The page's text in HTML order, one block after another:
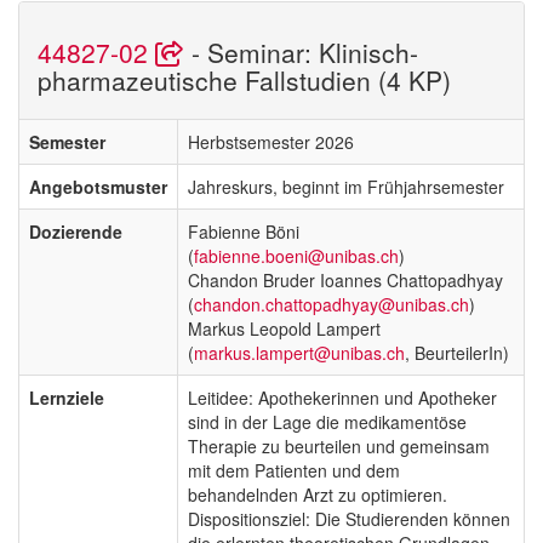
44827-02 - Seminar: Klinisch-
pharmazeutische Fallstudien (4 KP)
Semester
Herbstsemester 2026
Angebotsmuster
Jahreskurs, beginnt im Frühjahrsemester
Dozierende
Fabienne Böni
(fabienne.boeni@unibas.ch)
Chandon Bruder Ioannes Chattopadhyay
(chandon.chattopadhyay@unibas.ch)
Markus Leopold Lampert
(markus.lampert@unibas.ch, BeurteilerIn)
Lernziele
Leitidee: Apothekerinnen und Apotheker
sind in der Lage die medikamentöse
Therapie zu beurteilen und gemeinsam
mit dem Patienten und dem
behandelnden Arzt zu optimieren.
Dispositionsziel: Die Studierenden können